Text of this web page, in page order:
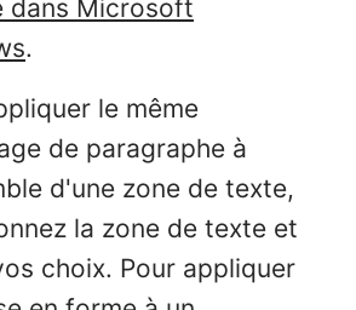
dans Microsoft
.
le même
de paragraphe à
d'une zone de texte,
la zone de texte et
choix. Pour appliquer